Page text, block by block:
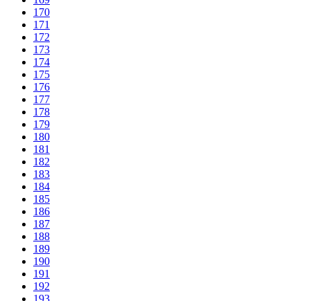
170
171
172
173
174
175
176
177
178
179
180
181
182
183
184
185
186
187
188
189
190
191
192
193